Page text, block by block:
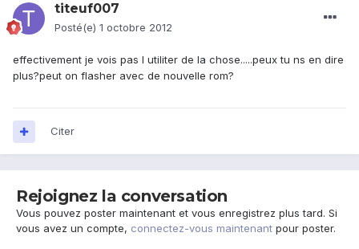
titeuf007
Posté(e) 1 octobre 2012
effectivement je vois pas l utiliter de la chose.....peux tu ns en dire
plus?peut on flasher avec de nouvelle rom?
Citer
Rejoignez la conversation
Vous pouvez poster maintenant et vous enregistrez plus tard. Si
vous avez un compte, connectez-vous maintenant pour poster.